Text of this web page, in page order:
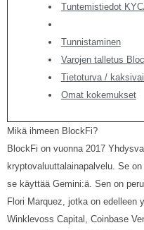
Tuntemistiedot
Tunnistaminen
Varojen talletus
Tietoturva /
Omat kokemukset
Mikä ihmeen BlockFi?
BlockFi on vuonna 2017
kryptovaluuttalainapalvelu. Se
se käyttää Gemini:ä. Sen on
Flori Marquez, jotka on edelleen
Winklevoss Capital, Coinbase